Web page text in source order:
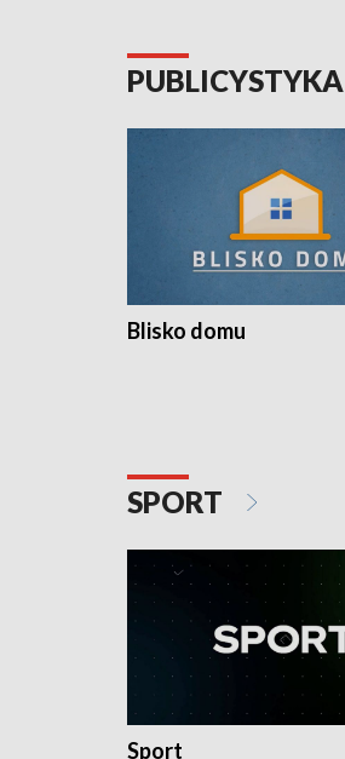
PUBLICYSTYKA
Blisko domu
SPORT
Sport